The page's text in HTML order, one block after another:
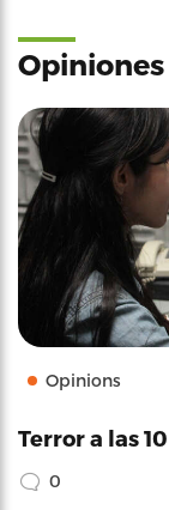
Opiniones
Opinions
Terror a las
0